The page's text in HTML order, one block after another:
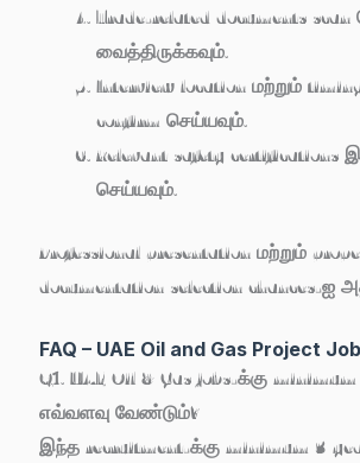
Trade-related documents scan
வைத்திருக்கவும்.
Interview location மற்றும்
confirm செய்யவும்.
Relevant safety certifications
செய்யவும்.
Professional presentation மற்றும்
documentation selection chances-ஐ
FAQ – UAE Oil and Gas Project
Q1. UAE Oil & Gas jobs-க்கு
எவ்வளவு வேண்டும்?
இந்த recruitment-க்கு minimum 3